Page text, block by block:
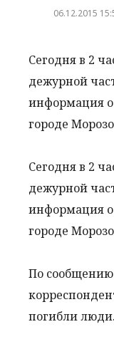
06.12.2015
Сегодня в 2
дежурной
информация
городе
Сегодня в 2
дежурной
информация
городе
По сообщению
погибли люди.